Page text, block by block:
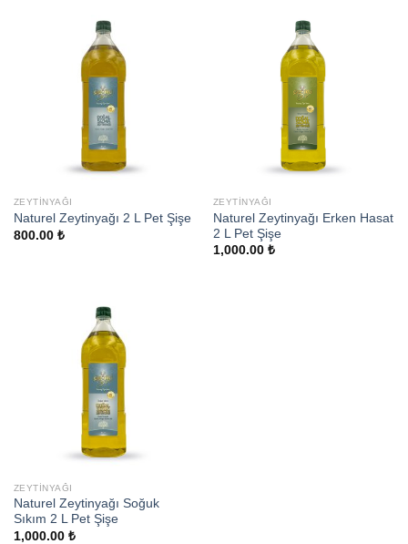
ZEYTINYAĞI
Naturel Zeytinyağı 2 L Pet Şişe
800.00 ₺
ZEYTINYAĞI
Naturel Zeytinyağı Erken Hasat
2 L Pet Şişe
1,000.00 ₺
ZEYTINYAĞI
Naturel Zeytinyağı Soğuk
Sıkım 2 L Pet Şişe
1,000.00 ₺